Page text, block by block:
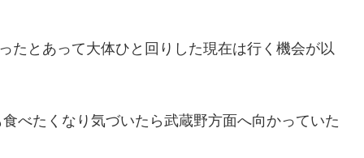
たとあって大体ひと回りした現在は行く機会が以
べたくなり気づいたら武蔵野方面へ向かっていた